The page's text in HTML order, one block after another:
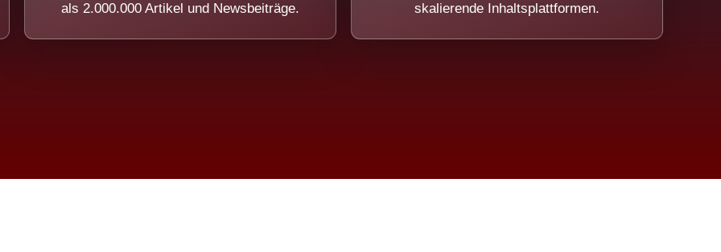
als 2.000.000 Artikel und Newsbeiträge.
skalierende Inhaltsplattformen.